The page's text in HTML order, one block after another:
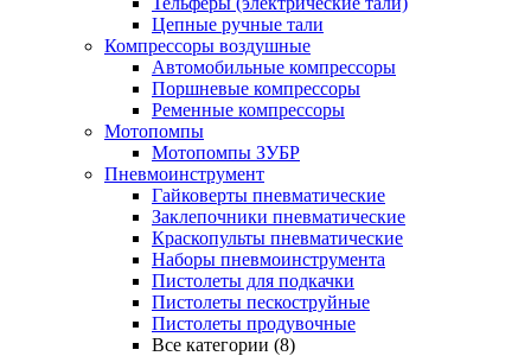
Цепные ручные тали
Компрессоры воздушные
Автомобильные компрессоры
Поршневые компрессоры
Ременные компрессоры
Мотопомпы
Мотопомпы ЗУБР
Пневмоинструмент
Гайковерты пневматические
Заклепочники пневматические
Краскопульты пневматические
Наборы пневмоинструмента
Пистолеты для подкачки
Пистолеты пескоструйные
Пистолеты продувочные
Все категории (8)